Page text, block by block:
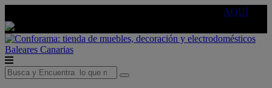
AQUÍ
Baleares Canarias